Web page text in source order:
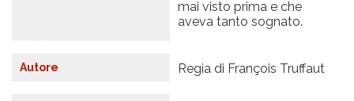
mai visto prima e che
aveva tanto sognato.
Autore Regia di François Truffaut